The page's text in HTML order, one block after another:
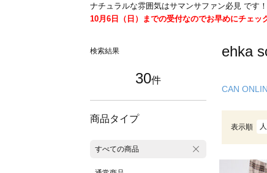
ナチュラルな雰囲気はサマンサファン必見 です！
10月6日（日）までの受付なのでお早めにチェッ
検索結果
30件
商品タイプ
すべての商品
ehka
CAN
表示順